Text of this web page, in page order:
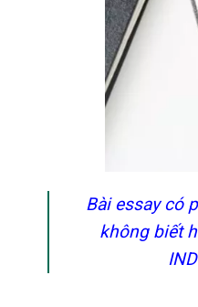
Bài essay có
không biết